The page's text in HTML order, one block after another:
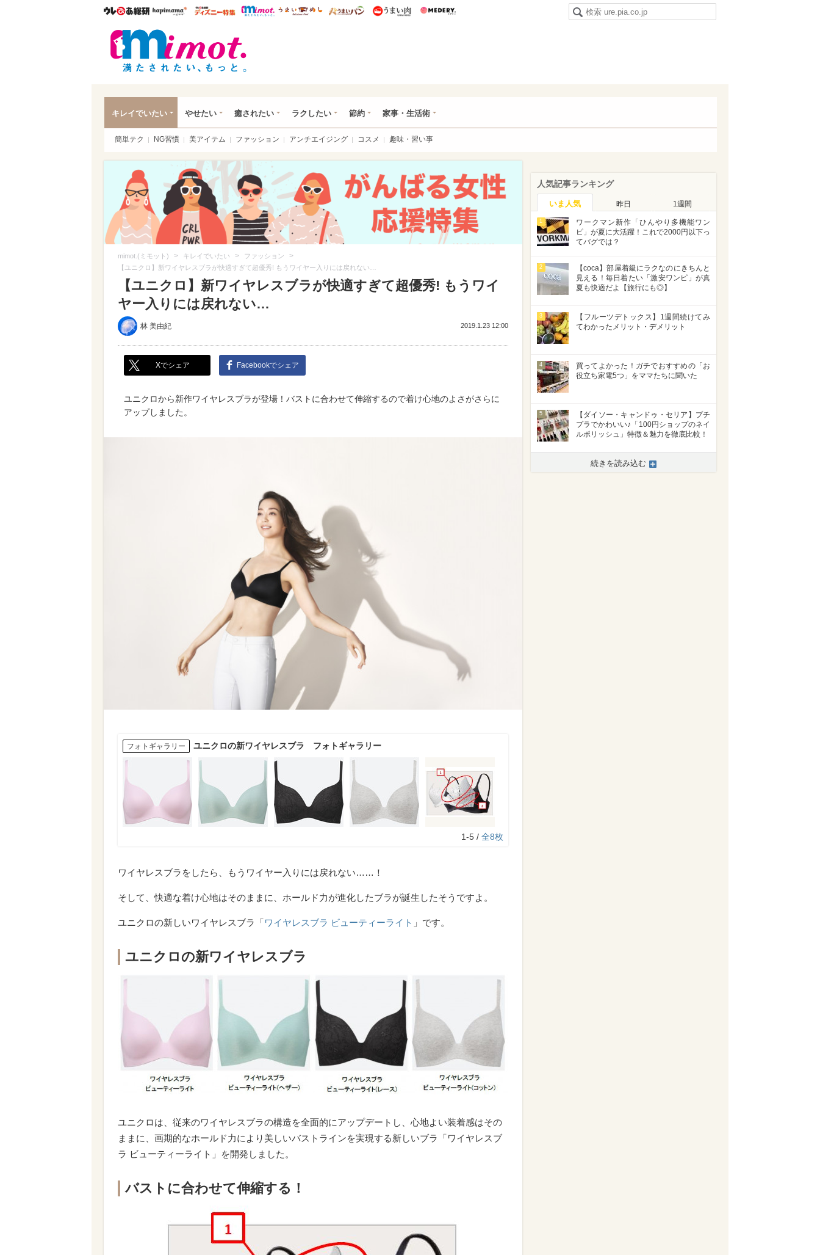
ウレぴあ総研ハピママ* ウレぴあ総研 ディズニー特集
mimot. うまいめし うまいパン うまい肉
キレイでいたい やせたい 癒されたい ラクしたい 節約 家事・生活術
簡単テク NG習慣 美アイテム ファッション アンチエイジング コスメ 趣味・習い事
mimot.(ミモット) > キレイでいたい > ファッション >
【ユニクロ】新ワイヤレスブラが快適すぎて超優秀! もうワイヤー入りには戻れない…
【ユニクロ】新ワイヤレスブラが快適すぎて超優秀! もうワイ
ヤー入りには戻れない…
林 美由紀 2019.1.23 12:00
Xでシェア Facebookでシェア
ユニクロから新作ワイヤレスブラが登場！バストに合わせて伸縮するので着け心地のよさがさらに
アップしました。
フォトギャラリー ユニクロの新ワイヤレスブラ フォトギャラリー
1-5 / 全8枚
ワイヤレスブラをしたら、もうワイヤー入りには戻れない……！
そして、快適な着け心地はそのままに、ホールド力が進化したブラが誕生したそうですよ。
ユニクロの新しいワイヤレスブラ「ワイヤレスブラ ビューティーライト 」です。
ユニクロの新ワイヤレスブラ
ユニクロは、従来のワイヤレスブラの構造を全面的にアップデートし、心地よい装着感はその
ままに、画期的なホールド力により美しいバストラインを実現する新しいブラ「ワイヤレスブ
ラ ビューティーライト」を開発しました。
バストに合わせて伸縮する！
人気記事ランキング
いま人気 昨日 1週間
1
ワークマン新作「ひんやり多機能ワン
ピ」が夏に大活躍！これで2000円以下っ
てバグでは？
2
【coca】部屋着級にラクなのにきちんと
見える！毎日着たい「激安ワンピ」が真
夏も快適だよ【旅行にも◎】
3
【フルーツデトックス】1週間続けてみ
てわかったメリット・デメリット
4
買ってよかった！ガチでおすすめの「お
役立ち家電5つ」をママたちに聞いた
5
【ダイソー・キャンドゥ・セリア】プチ
プラでかわいい♪「100円ショップのネイ
ルポリッシュ」特徴＆魅力を徹底比較！
続きを読み込む